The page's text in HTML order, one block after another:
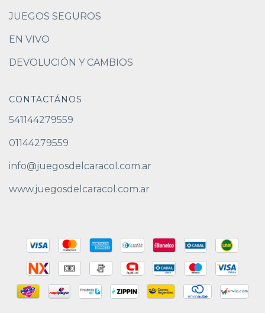
JUEGOS SEGUROS
EN VIVO
DEVOLUCIÓN Y CAMBIOS
CONTACTÁNOS
541144279559
01144279559
info@juegosdelcaracol.com.ar
www.juegosdelcaracol.com.ar